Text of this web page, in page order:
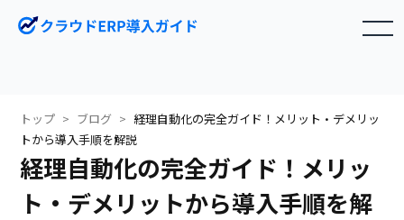
toggle navigation
トップ ブログ
経理自動化の完全ガイド！メリット・デメリッ
トから導入手順を解説
経理自動化の完全ガイド！メリッ
ト・デメリットから導入手順を解